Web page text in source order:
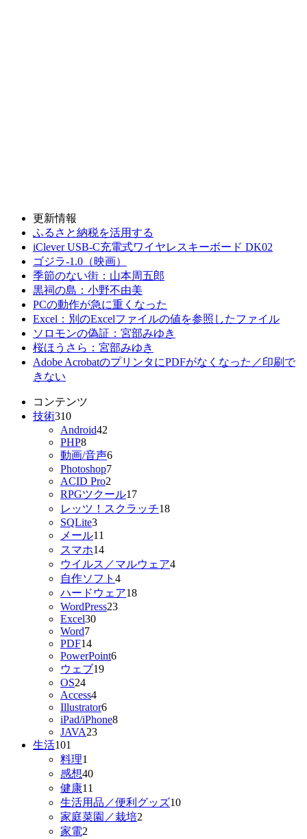
更新情報
ふるさと納税を活用する
iClever USB-C充電式ワイヤレスキーボード DK02
ゴジラ-1.0（映画）
季節のない街：山本周五郎
黒祠の島：小野不由美
PCの動作が急に重くなった
Excel：別のExcelファイルの値を参照したファイル
ソロモンの偽証：宮部みゆき
桜ほうさら：宮部みゆき
Adobe AcrobatのプリンタにPDFがなくなった／印刷で
きない
コンテンツ
技術310
Android42
PHP8
動画/音声6
Photoshop7
ACID Pro2
RPGツクール17
レッツ！スクラッチ18
SQLite3
メール11
スマホ14
ウイルス／マルウェア4
自作ソフト 4
ハードウェア18
WordPress23
Excel30
Word7
PDF14
PowerPoint6
ウェブ19
OS24
Access4
Illustrator6
iPad/iPhone8
JAVA23
生活101
料理1
感想40
健康11
生活用品／便利グッズ10
家庭菜園／栽培2
家電2